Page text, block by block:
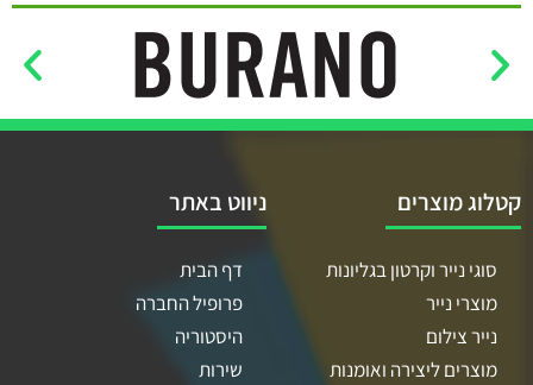
קטלוג מוצרים
סוגי נייר וקרטון בגליונות
מוצרי נייר
נייר צילום
מוצרים ליצירה ואומנות
ניווט באתר
דף הבית
פרופיל החברה
היסטוריה
שירות